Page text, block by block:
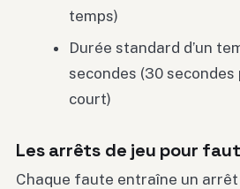
temps)
Durée standard d’un
secondes (30
court)
Les arrêts de jeu pour
Chaque faute entraîne un